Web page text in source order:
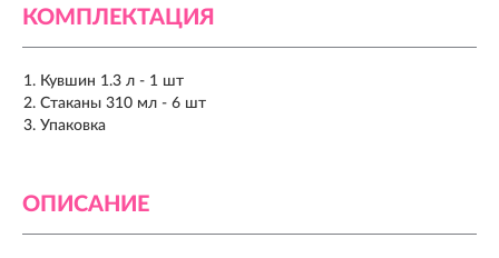
КОМПЛЕКТАЦИЯ
Кувшин 1.3 л - 1 шт
Стаканы 310 мл - 6 шт
Упаковка
ОПИСАНИЕ